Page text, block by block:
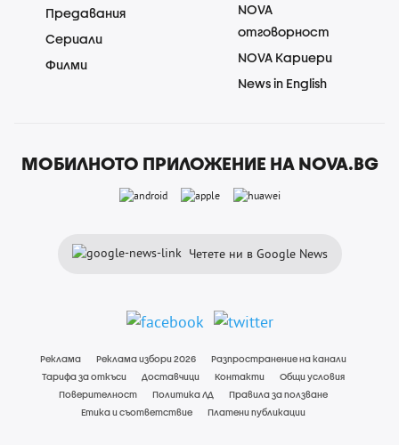
Предавания
Сериали
Филми
NOVA
отговорност
NOVA Кариери
News in English
МОБИЛНОТО ПРИЛОЖЕНИЕ НА NOVA.BG
Четете ни в Google News
Реклама Реклама избори 2026
Разпространение на канали
Тарифа за откъси
Доставчици Контакти
Общи условия
Поверителност
Политика ЛД
Правила за ползване
Етика и съответствие
Платени публикации